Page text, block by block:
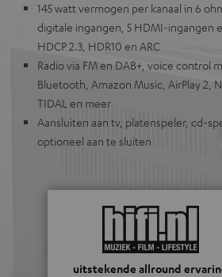
145 watt vermogen per kanaal in 6
digitale ingangen, 5 HDMI-ingangen
HDCP 2.3, HDR10 en ARC
Radio via FM en DAB+, voice control
Bluetooth, Amazon Music, AirPlay 2,
TIDAL en meer
Aansluiten aan tv, platenspeler, cd-
optioneel aan te sluiten
uitstekende allround